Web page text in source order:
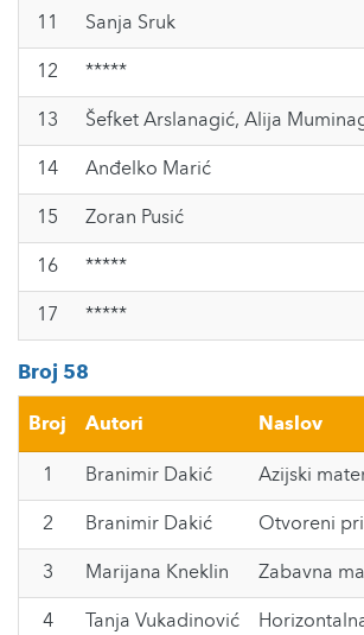
11 Sanja Sruk
12 *****
13 Šefket Arslanagić, Alija
14 Anđelko Marić
15 Zoran Pusić
16 *****
17 *****
Broj 58
Broj Autori Naslov
1 Branimir Dakić Azijski
2 Branimir Dakić Otvoreni
3 Marijana Kneklin Zabavna
4 Tanja Vukadinović